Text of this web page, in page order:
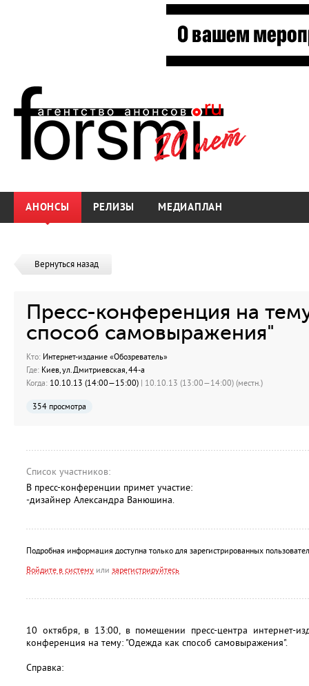
АНОНСЫ РЕЛИЗЫ МЕДИАПЛАН
Вернуться назад
Пресс-конференция на
способ самовыражения"
Кто: Интернет-издание «Обозреватель»
Где: Киев, ул.Дмитриевская, 44-а
Когда: 10.10.13 (14:00—15:00) | 10.10.13 (13:00—14:00) (местн.)
354 просмотра
Список участников:
В пресс-конференции примет участие:
-дизайнер Александра Ванюшина.
Подробная информация доступна только для зарегистрированных
Войдите в систему или зарегистрируйтесь
10 октября, в 13:00, в помещении пресс-центра интернет-
конференция на тему: "Одежда как способ самовыражения".
Справка: